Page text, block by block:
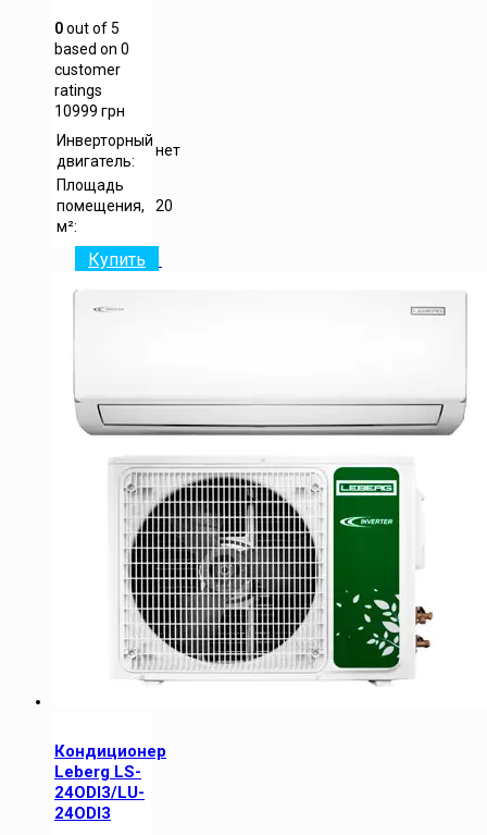
0out of5
based on 0
customer
ratings
10999 грн
Инверторный
двигатель:
нет
Площадь
помещения,
м²:
20
Купить
Кондиционер
Leberg LS-
24ODI3/LU-
24ODI3